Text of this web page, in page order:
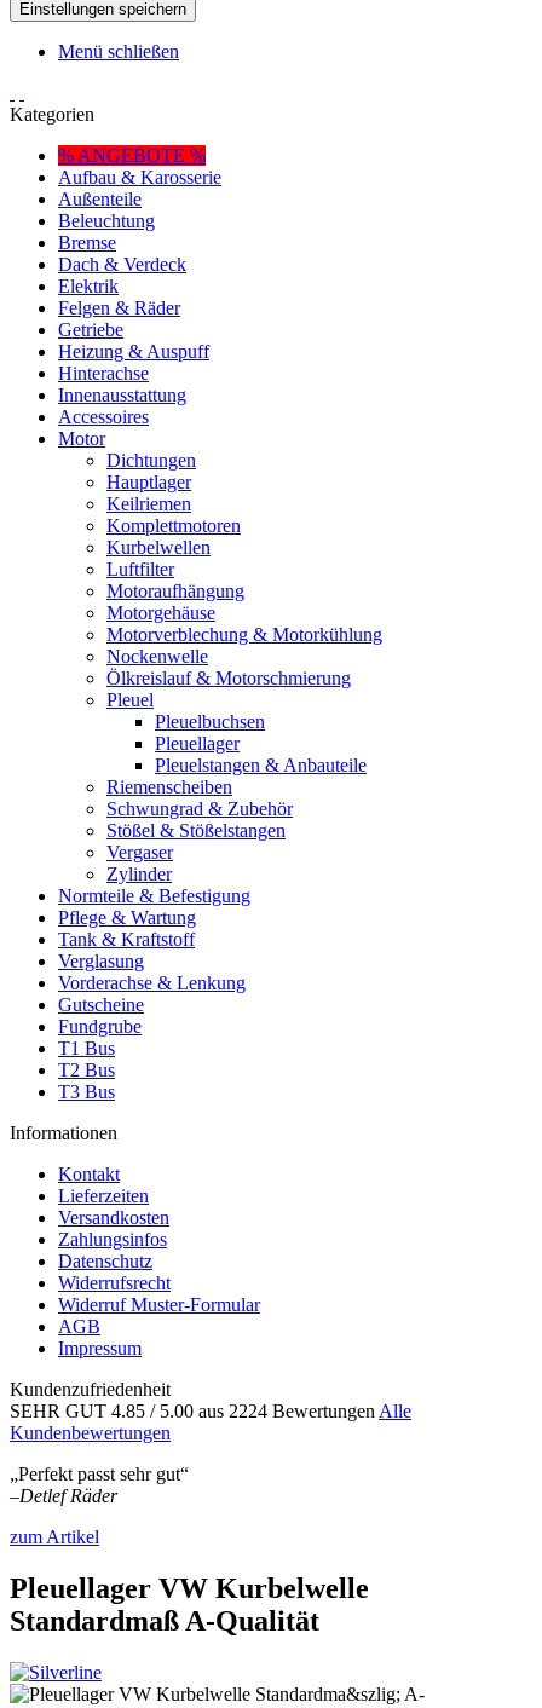
Menü schließen
Kategorien
% ANGEBOTE %
Aufbau & Karosserie
Außenteile
Beleuchtung
Bremse
Dach & Verdeck
Elektrik
Felgen & Räder
Getriebe
Heizung & Auspuff
Hinterachse
Innenausstattung
Accessoires
Motor
Dichtungen
Hauptlager
Keilriemen
Komplettmotoren
Kurbelwellen
Luftfilter
Motoraufhängung
Motorgehäuse
Motorverblechung & Motorkühlung
Nockenwelle
Ölkreislauf & Motorschmierung
Pleuel
Pleuelbuchsen
Pleuellager
Pleuelstangen & Anbauteile
Riemenscheiben
Schwungrad & Zubehör
Stößel & Stößelstangen
Vergaser
Zylinder
Normteile & Befestigung
Pflege & Wartung
Tank & Kraftstoff
Verglasung
Vorderachse & Lenkung
Gutscheine
Fundgrube
T1 Bus
T2 Bus
T3 Bus
Informationen
Kontakt
Lieferzeiten
Versandkosten
Zahlungsinfos
Datenschutz
Widerrufsrecht
Widerruf Muster-Formular
AGB
Impressum
Kundenzufriedenheit
SEHR GUT 4.85 / 5.00 aus 2224 Bewertungen Alle
Kundenbewertungen
„Perfekt passt sehr gut“
–Detlef Räder
zum Artikel
Pleuellager VW Kurbelwelle
Standardmaß A-Qualität